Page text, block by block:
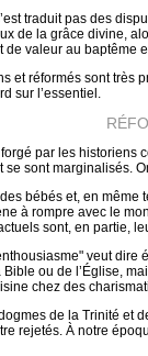
traduit pas des
de la grâce divine,
de valeur au baptême
et réformés sont très
sur l’essentiel.
par les
sont marginalisés.
bébés et, en
à rompre avec le
sont, en partie,
veut
ou de l’Église,
chez des
de la Trinité et
rejetés. À notre